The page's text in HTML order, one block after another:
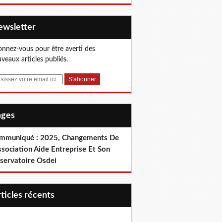
vous pour être averti des
articles publiés.
: 2025, Changements De
Aide Entreprise Et Son
Osdei
récents